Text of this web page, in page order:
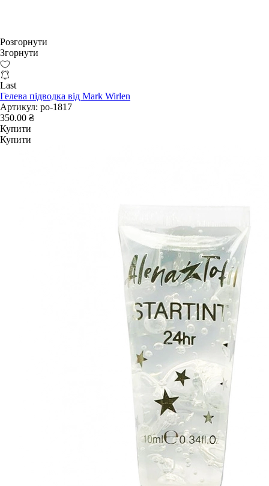
Розгорнути
Згорнути
Last
Гелева підводка від Mark Wirlen
Артикул: po-1817
350.00 ₴
Купити
Купити